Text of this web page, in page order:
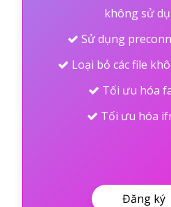
không sử
Sử dụng
Loại bỏ các file
Tối ưu hóa
Tối ưu hóa
Đăng ký